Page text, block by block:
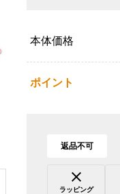
本体価格
ポイント
返品不可
ラッピング